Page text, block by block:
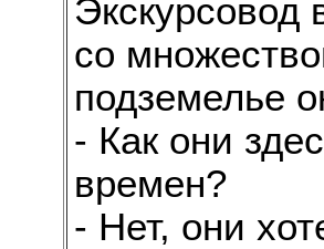
Экскурсовод
со
подземелье
- Как они
времен?
- Нет, они